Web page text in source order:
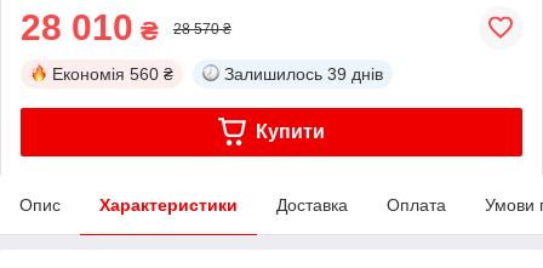
28 010 ₴ 28 570 ₴
Економія 560 ₴ Залишилось 39 днів
Купити
Опис Характеристики Доставка Оплата Умови